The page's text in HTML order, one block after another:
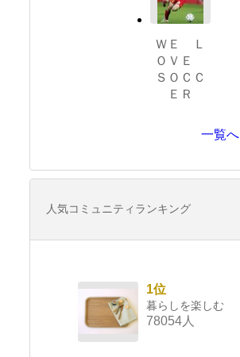
ＷＥ Ｌ
ＯＶＥ
ＳＯＣＣ
ＥＲ
一覧へ
人気コミュニティランキング
1位
暮らしを楽しむ
78054人